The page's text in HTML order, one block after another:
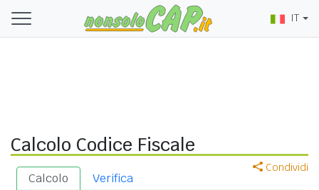
IT
Calcolo Codice Fiscale
Condividi
Calcolo Verifica